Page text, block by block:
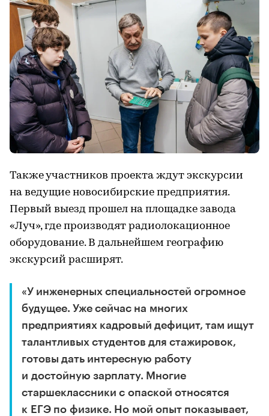
Также участников проекта ждут экскурсии
на ведущие новосибирские предприятия.
Первый выезд прошел на площадке завода
«Луч», где производят радиолокационное
оборудование. В дальнейшем географию
экскурсий расширят.
«У инженерных специальностей огромное
будущее. Уже сейчас на многих
предприятиях кадровый дефицит, там ищут
талантливых студентов для стажировок,
готовы дать интересную работу
и достойную зарплату. Многие
старшеклассники с опаской относятся
к ЕГЭ по физике. Но мой опыт показывает,